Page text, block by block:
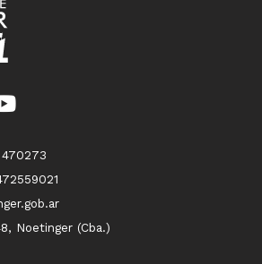
Noetinger (Cba.)